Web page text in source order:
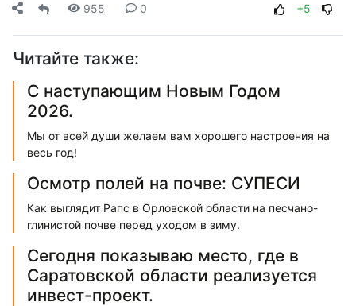
955 0 +5
Читайте также:
С наступающим Новым Годом
2026.
Мы от всей души желаем вам хорошего настроения на
весь год!
Осмотр полей на почве: СУПЕСИ
Как выглядит Рапс в Орловской области на песчано-
глинистой почве перед уходом в зиму.
Сегодня показываю место, где в
Саратовской области реализуется
инвест-проект.